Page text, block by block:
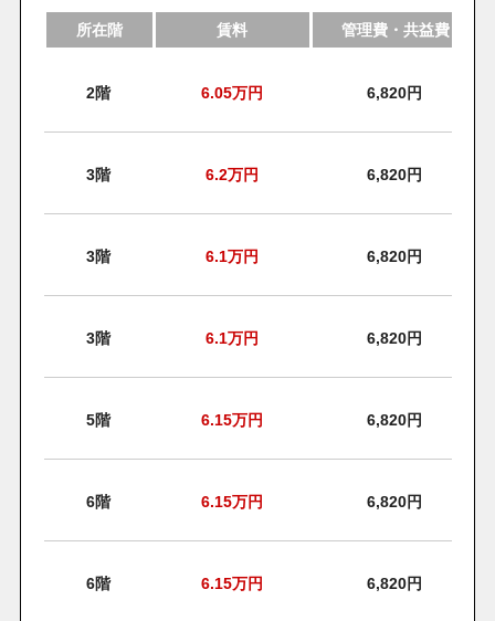
所在階 賃料 管理費・共益費
2階 6.05万円 6,820円
3階 6.2万円 6,820円
3階 6.1万円 6,820円
3階 6.1万円 6,820円
5階 6.15万円 6,820円
6階 6.15万円 6,820円
6階 6.15万円 6,820円